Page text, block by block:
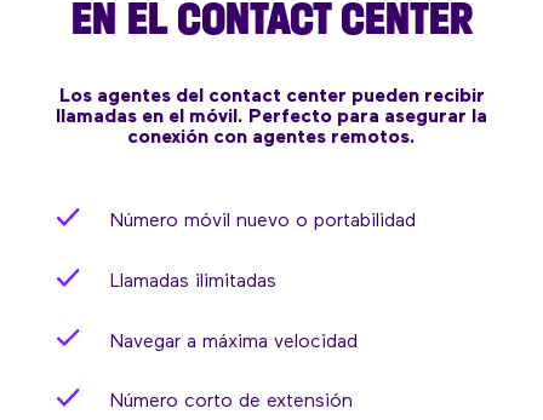
EN EL CONTACT CENTER
Los agentes del contact center pueden recibir
llamadas en el móvil. Perfecto para asegurar la
conexión con agentes remotos.
Número móvil nuevo o portabilidad
Llamadas ilimitadas
Navegar a máxima velocidad
Número corto de extensión